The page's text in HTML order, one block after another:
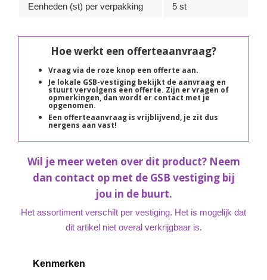
Eenheden (st) per verpakking 5 st
Hoe werkt een offerteaanvraag?
Vraag via de roze knop een offerte aan.
Je lokale GSB-vestiging bekijkt de aanvraag en
stuurt vervolgens een offerte. Zijn er vragen of
opmerkingen, dan wordt er contact met je
opgenomen.
Een offerteaanvraag is vrijblijvend, je zit dus
nergens aan vast!
Wil je meer weten over dit product? Neem
dan contact op met de GSB vestiging bij
jou in de buurt.
Het assortiment verschilt per vestiging. Het is mogelijk dat
dit artikel niet overal verkrijgbaar is.
Kenmerken